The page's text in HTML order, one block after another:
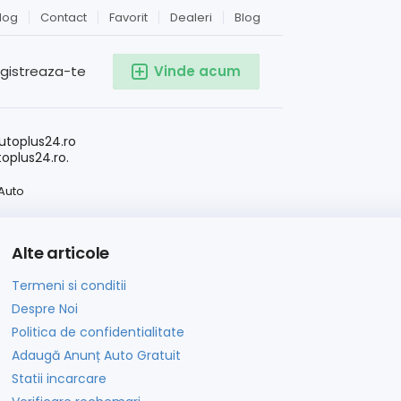
Blog
Dealeri
Favorit
Contact
Vinde acum
te
Alte articole
Termeni si conditii
Despre Noi
Politica de confidentialitate
Adaugă Anunț Auto Gratuit
Statii incarcare